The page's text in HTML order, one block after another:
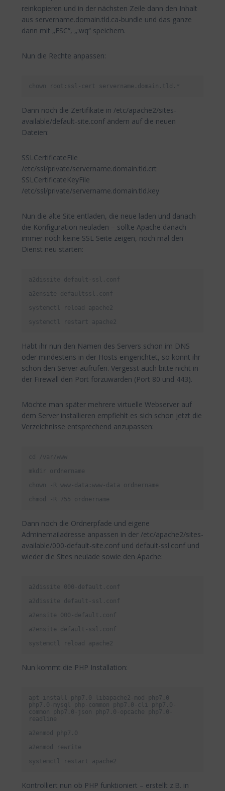
reinkopieren und in der nächsten Zeile dann den Inhalt
aus servername.domain.tld.ca-bundle und das ganze
dann mit „ESC“, „:wq“ speichern.
Nun die Rechte anpassen:
chown root:ssl-cert servername.domain.tld.*
Dann noch die Zertifikate in /etc/apache2/sites-
available/default-site.conf ändern auf die neuen
Dateien:
SSLCertificateFile
/etc/ssl/private/servername.domain.tld.crt
SSLCertificateKeyFile
/etc/ssl/private/servername.domain.tld.key
Nun die alte Site entladen, die neue laden und danach
die Konfiguration neuladen – sollte Apache danach
immer noch keine SSL Seite zeigen, noch mal den
Dienst neu starten:
a2dissite default-ssl.conf
a2ensite defaultssl.conf
systemctl reload apache2
systemctl restart apache2
Habt ihr nun den Namen des Servers schon im DNS
oder mindestens in der Hosts eingerichtet, so könnt ihr
schon den Server aufrufen. Vergesst auch bitte nicht in
der Firewall den Port forzuwarden (Port 80 und 443).
Möchte man später mehrere virtuelle Webserver auf
dem Server installieren empfiehlt es sich schon jetzt die
Verzeichnisse entsprechend anzupassen:
cd /var/www
mkdir ordnername
chown -R www-data:www-data ordnername
chmod -R 755 ordnername
Dann noch die Ordnerpfade und eigene
Adminemailadresse anpassen in der /etc/apache2/sites-
available/000-default-site.conf und default-ssl.conf und
wieder die Sites neulade sowie den Apache:
a2dissite 000-default.conf
a2dissite default-ssl.conf
a2ensite 000-default.conf
a2ensite default-ssl.conf
systemctl reload apache2
Nun kommt die PHP Installation:
apt install php7.0 libapache2-mod-php7.0
php7.0-mysql php-common php7.0-cli php7.0-
common php7.0-json php7.0-opcache php7.0-
readline
a2enmod php7.0
a2enmod rewrite
systemctl restart apache2
Kontrolliert nun ob PHP funktioniert – erstellt z.B. in